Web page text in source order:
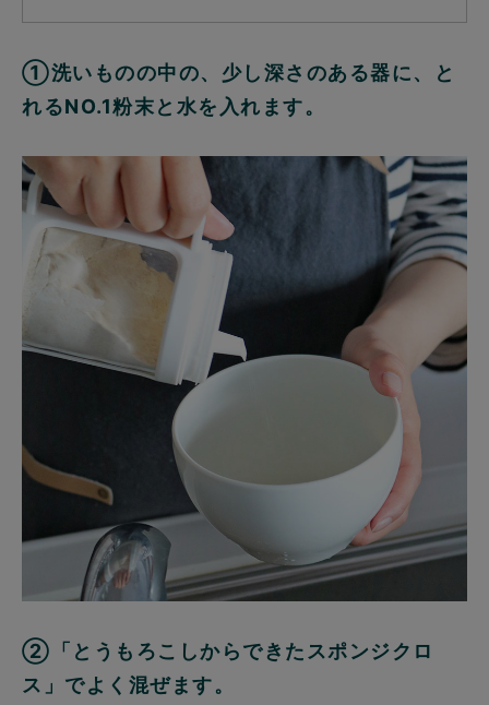
①洗いものの中の、少し深さのある器に、と
れるNO.1粉末と水を入れます。
②「とうもろこしからできたスポンジクロ
ス」でよく混ぜます。